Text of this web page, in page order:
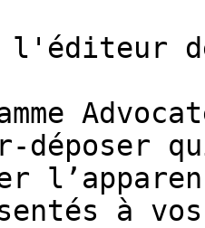
l'éditeur
déposer
à